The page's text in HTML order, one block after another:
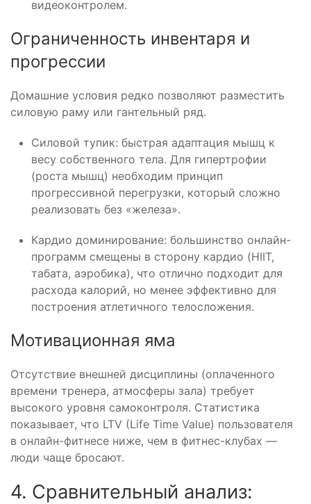
видеоконтролем.
Ограниченность инвентаря и
прогрессии
Домашние условия редко позволяют разместить
силовую раму или гантельный ряд.
Силовой тупик: быстрая адаптация мышц к
весу собственного тела. Для гипертрофии
(роста мышц) необходим принцип
прогрессивной перегрузки, который сложно
реализовать без «железа».
Кардио доминирование: большинство онлайн-
программ смещены в сторону кардио (HIIT,
табата, аэробика), что отлично подходит для
расхода калорий, но менее эффективно для
построения атлетичного телосложения.
Мотивационная яма
Отсутствие внешней дисциплины (оплаченного
времени тренера, атмосферы зала) требует
высокого уровня самоконтроля. Статистика
показывает, что LTV (Life Time Value) пользователя
в онлайн-фитнесе ниже, чем в фитнес-клубах —
люди чаще бросают.
4. Сравнительный анализ: